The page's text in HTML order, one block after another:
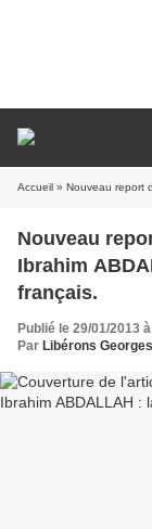
Accueil » Nouveau report de la
Nouveau
Ibrahim
français.
Publié le 29/01/2013
Par Libérons